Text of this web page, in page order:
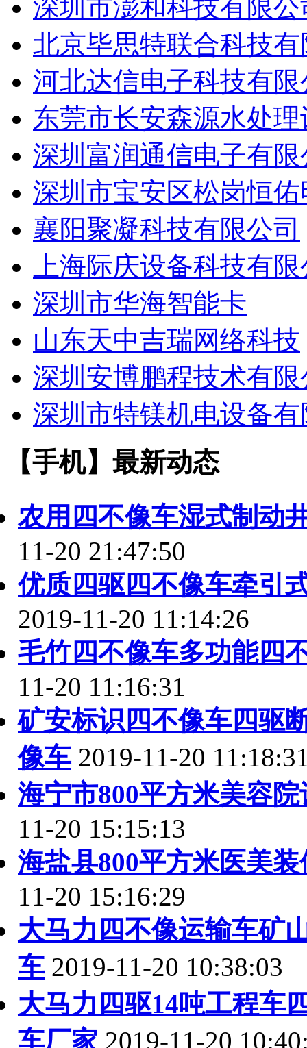
深圳市澎和科技有限公
北京毕思特联合科技
河北达信电子科技有限
东莞市长安森源水处
深圳富润通信电子有限
深圳市宝安区松岗恒
襄阳聚凝科技有限公司
上海际庆设备科技有
深圳市华海智能卡
山东天中吉瑞网络科技
深圳安博鹏程技术有限
深圳市特镁机电设备
【手机】最新动态
农用四不像车湿式制动
11-20 21:47:50
优质四驱四不像车牵引
2019-11-20 11:14:26
毛竹四不像车多功能四
11-20 11:16:31
矿安标识四不像车四驱
像车 2019-11-20
海宁市800平方米美容
11-20 15:15:13
海盐县800平方米医美
11-20 15:16:29
大马力四不像运输车矿
车 2019-11-20 10:38:03
大马力四驱14吨工程车
车厂家 2019-11-20